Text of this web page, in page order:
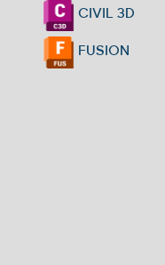
CIVIL 3D
FUSION